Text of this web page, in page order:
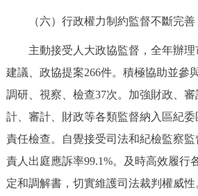
（六）行政權力制約監督不斷完善
主動接受人大政協監督，全年辦理
建議、政協提案266件。積極協助並參
調研、視察、檢查37次。加強財政、
計、審計、財政等各類監督納入區紀
責任檢查。自覺接受司法和紀檢監察
責人出庭應訴率99.1%。及時高效履行
定和調解書，切實維護司法裁判權威性